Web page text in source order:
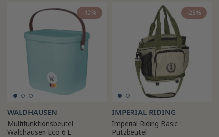
-10%
WALDHAUSEN
Multifunktionsbeutel
Waldhausen Eco 6 L
-25%
IMPERIAL RIDING
Imperial Riding Basic
Putzbeutel